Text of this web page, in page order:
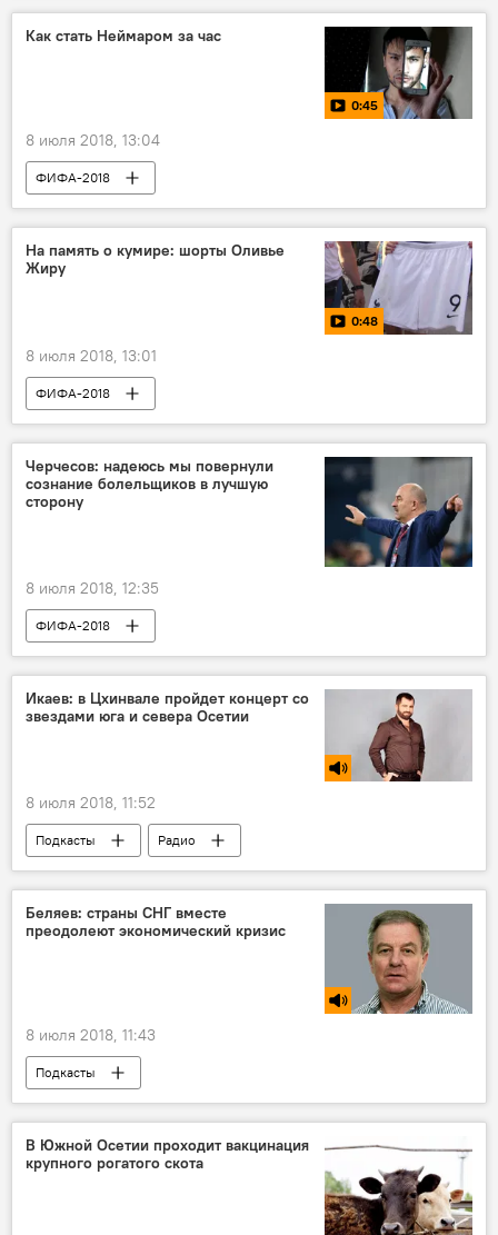
Как стать Неймаром за час
0:45
8 июля 2018, 13:04
ФИФА-2018
Лучшие видео о Чемпионате мира по футболу 2018 в России
На память о кумире: шорты Оливье
Жиру
0:48
8 июля 2018, 13:01
ФИФА-2018
Лучшие видео о Чемпионате мира по футболу 2018 в России
Черчесов: надеюсь мы повернули
сознание болельщиков в лучшую
сторону
8 июля 2018, 12:35
ФИФА-2018
Икаев: в Цхинвале пройдет концерт со
звездами юга и севера Осетии
8 июля 2018, 11:52
Подкасты Радио
Беляев: страны СНГ вместе
преодолеют экономический кризис
8 июля 2018, 11:43
Подкасты
В Южной Осетии проходит вакцинация
крупного рогатого скота